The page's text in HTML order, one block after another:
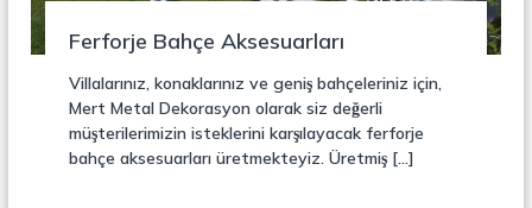
n
k
i
y
o
n
Ferforje Bahçe Aksesuarları
Villalarınız, konaklarınız ve geniş bahçeleriniz için,
Mert Metal Dekorasyon olarak siz değerli
müşterilerimizin isteklerini karşılayacak ferforje
bahçe aksesuarları üretmekteyiz. Üretmiş […]